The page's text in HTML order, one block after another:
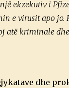
ekzekutiv i
e virusit apo jo.
atë kriminale
dhe